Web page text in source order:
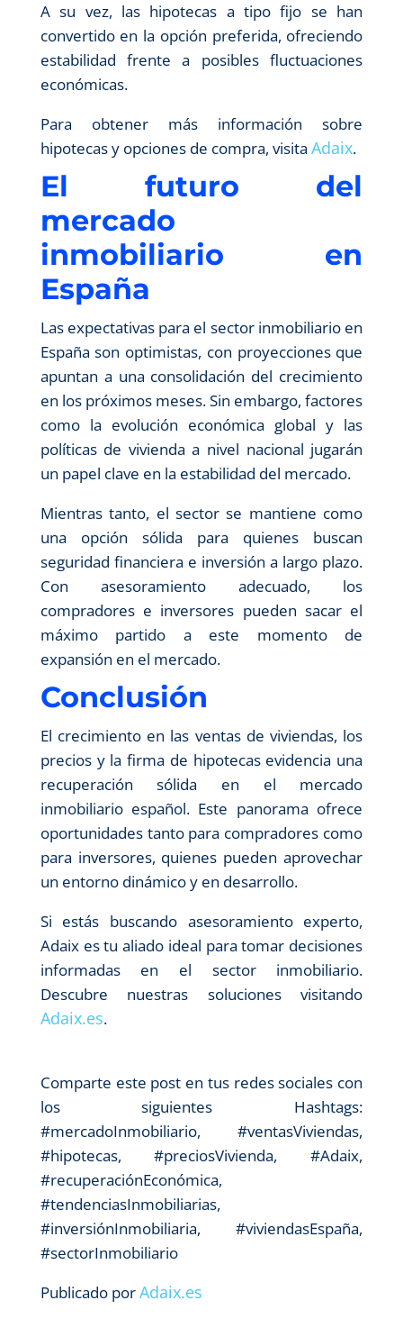
A su vez, las hipotecas a tipo fijo se han
convertido en la opción preferida, ofreciendo
estabilidad frente a posibles fluctuaciones
económicas.
Para obtener más información sobre
hipotecas y opciones de compra, visita Adaix.
El futuro del
mercado
inmobiliario en
España
Las expectativas para el sector inmobiliario en
España son optimistas, con proyecciones que
apuntan a una consolidación del crecimiento
en los próximos meses. Sin embargo, factores
como la evolución económica global y las
políticas de vivienda a nivel nacional jugarán
un papel clave en la estabilidad del mercado.
Mientras tanto, el sector se mantiene como
una opción sólida para quienes buscan
seguridad financiera e inversión a largo plazo.
Con asesoramiento adecuado, los
compradores e inversores pueden sacar el
máximo partido a este momento de
expansión en el mercado.
Conclusión
El crecimiento en las ventas de viviendas, los
precios y la firma de hipotecas evidencia una
recuperación sólida en el mercado
inmobiliario español. Este panorama ofrece
oportunidades tanto para compradores como
para inversores, quienes pueden aprovechar
un entorno dinámico y en desarrollo.
Si estás buscando asesoramiento experto,
Adaix es tu aliado ideal para tomar decisiones
informadas en el sector inmobiliario.
Descubre nuestras soluciones visitando
Adaix.es.
Comparte este post en tus redes sociales con
los siguientes Hashtags:
#mercadoInmobiliario, #ventasViviendas,
#hipotecas, #preciosVivienda, #Adaix,
#recuperaciónEconómica,
#tendenciasInmobiliarias,
#inversiónInmobiliaria, #viviendasEspaña,
#sectorInmobiliario
Publicado porAdaix.es